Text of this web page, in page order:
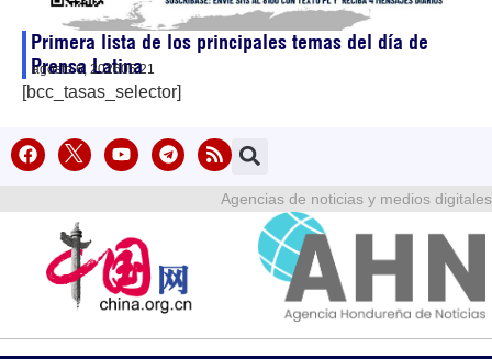
Primera lista de los principales temas del día de
Prensa Latina
agosto 6, 202605:21
[bcc_tasas_selector]
Agencias de noticias y medios digitales